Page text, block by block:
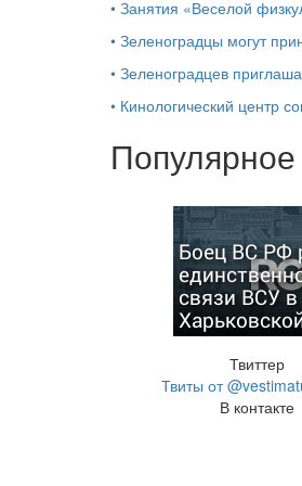
• Занятия «Веселой
• Зеленоградцы могут
• Зеленоградцев
• Кинологический центр
Боец ВС РФ
связи ВСУ в
Твиттер
Твиты от
В контакте